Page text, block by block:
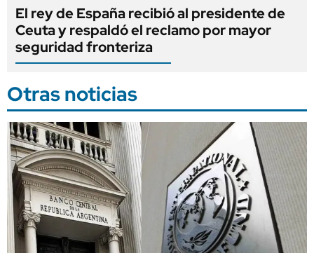
El rey de España recibió al presidente de
Ceuta y respaldó el reclamo por mayor
seguridad fronteriza
Otras noticias